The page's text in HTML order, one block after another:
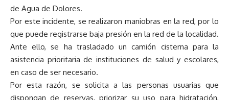
de Agua de Dolores.
Por este incidente, se realizaron maniobras en la red, por lo
que puede registrarse baja presión en la red de la localidad.
Ante ello, se ha trasladado un camión cisterna para la
asistencia prioritaria de instituciones de salud y escolares,
en caso de ser necesario.
Por esta razón, se solicita a las personas usuarias que
dispongan de reservas, priorizar su uso para hidratación,